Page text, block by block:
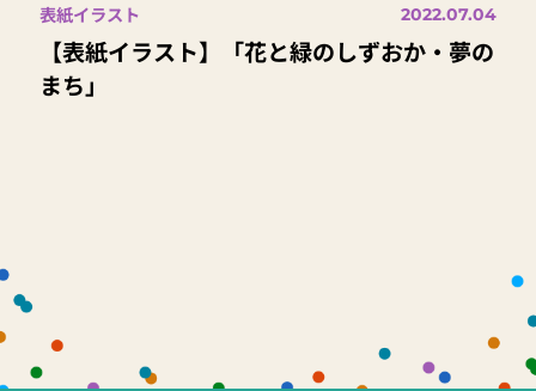
表紙イラスト 2022.07.04
【表紙イラスト】「花と緑のしずおか・夢の
まち」